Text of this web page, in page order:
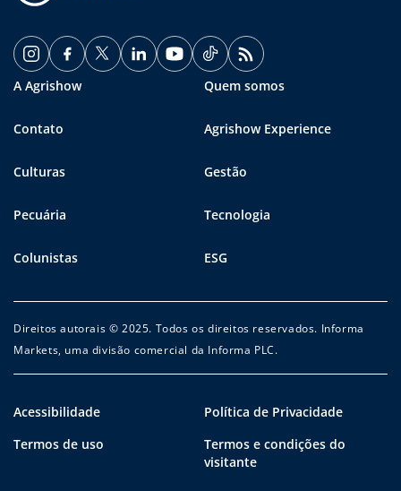
A Agrishow Quem somos
Contato Agrishow Experience
Culturas Gestão
Pecuária Tecnologia
Colunistas ESG
Direitos autorais © 2025. Todos os direitos reservados. Informa
Markets, uma divisão comercial da Informa PLC.
Acessibilidade
Política de Privacidade
Termos de uso
Termos e condições do
visitante